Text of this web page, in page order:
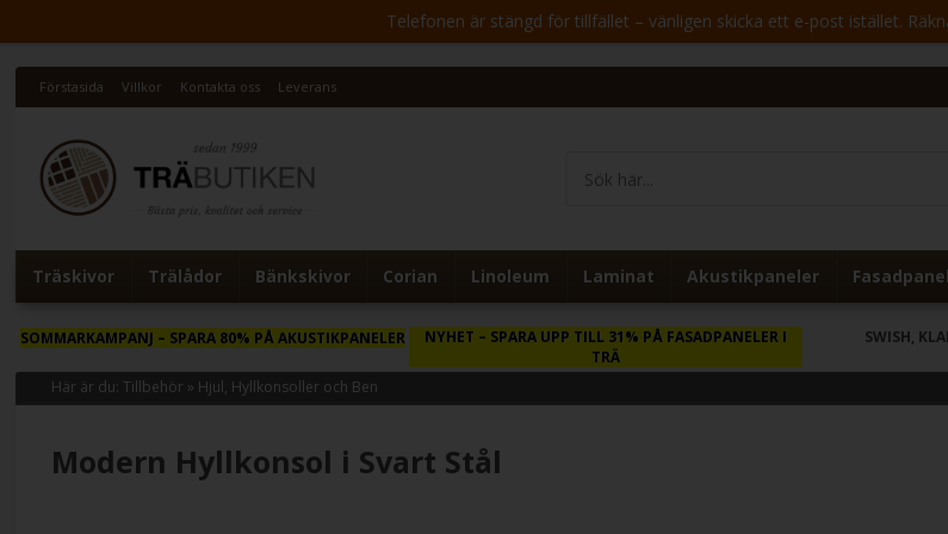
Telefonen är stängd för tillfället – vänligen skicka ett e-post istället.
Förstasida Villkor Kontakta oss Leverans
Träskivor Trälådor Bänkskivor Corian Linoleum Laminat Akustikpaneler
SOMMARKAMPANJ– SPARA 80% PÅ AKUSTIKPANELER NYHET – SPARA UPP TILL 31% PÅ FASADPANELER I
TRÄ
SWISH,
Här är du:Tillbehör » Hjul, Hyllkonsoller och Ben
Modern Hyllkonsol i Svart Stål